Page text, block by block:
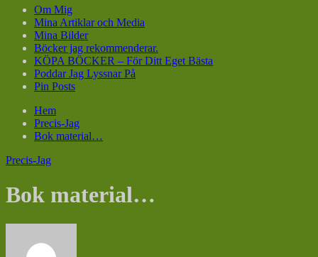
Om Mig
Mina Artiklar och Media
Mina Bilder
Böcker jag rekommenderar.
KÖPA BÖCKER – För Ditt Eget Bästa
Poddar Jag Lyssnar På
Pin Posts
Hem
Precis-Jag
Bok material…
Precis-Jag
Bok material…